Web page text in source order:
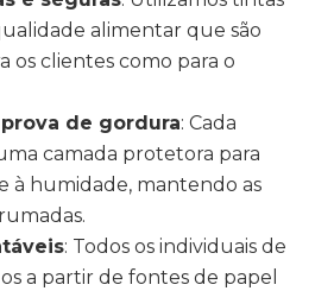
alimentar que são
os clientes como para o
de gordura: Cada
camada protetora para
à humidade, mantendo as
: Todos os individuais de
a partir de fontes de papel